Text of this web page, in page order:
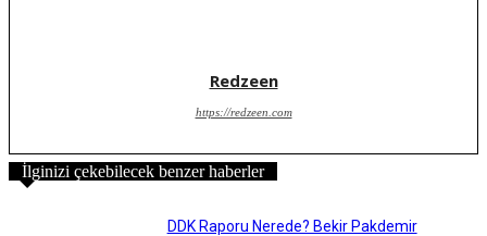
Redzeen
https://redzeen.com
İlginizi çekebilecek benzer haberler
DDK Raporu Nerede? Bekir Pakdemir